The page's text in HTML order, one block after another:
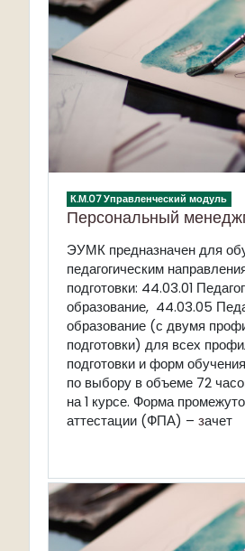
К.М.07 Управленческий модуль
Персональный
ЭУМК предназначен для
педагогическим
подготовки: 44.03.01
образование, 44.03.05
образование (с двумя
подготовки) для всех
подготовки и форм
по выбору в объеме 72
на 1 курсе. Форма
аттестации (ФПА) – зачет